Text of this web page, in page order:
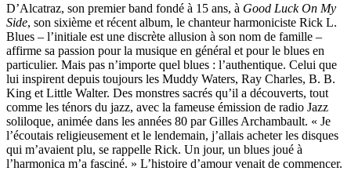
D’Alcatraz, son premier band fondé à 15 ans, à Good Luck On My
Side, son sixième et récent album, le chanteur harmoniciste Rick L.
Blues – l’initiale est une discrète allusion à son nom de famille –
affirme sa passion pour la musique en général et pour le blues en
particulier. Mais pas n’importe quel blues : l’authentique. Celui que
lui inspirent depuis toujours les Muddy Waters, Ray Charles, B. B.
King et Little Walter. Des monstres sacrés qu’il a découverts, tout
comme les ténors du jazz, avec la fameuse émission de radio Jazz
soliloque, animée dans les années 80 par Gilles Archambault. « Je
l’écoutais religieusement et le lendemain, j’allais acheter les disques
qui m’avaient plu, se rappelle Rick. Un jour, un blues joué à
l’harmonica m’a fasciné. » L’histoire d’amour venait de commencer.